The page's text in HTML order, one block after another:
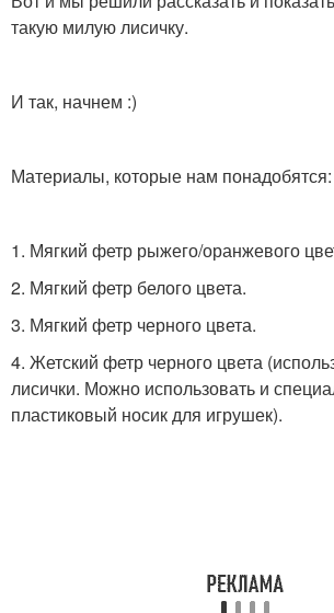
такую милую лисичку.
И так, начнем :)
Материалы, которые нам понадобятся:
1. Мягкий фетр рыжего/оранжевого
2. Мягкий фетр белого цвета.
3. Мягкий фетр черного цвета.
4. Жетский фетр черного цвета
лисички. Можно использовать и
пластиковый носик для игрушек).